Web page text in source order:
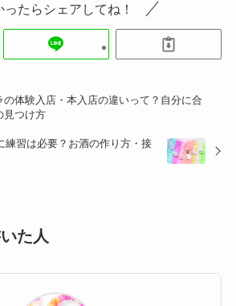
ったらシェアしてね！
の体験入店・本入店の違いって？自分に合
見つけ方
練習は必要？お酒の作り方・接
た人